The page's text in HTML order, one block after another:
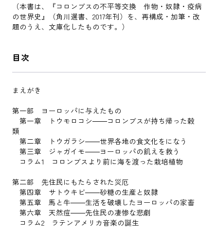
（本書は、『コロンブスの不平等交換 作物・奴隷・疫病
の世界史』（角川選書、2017年刊）を、再構成・加筆・改
題のうえ、文庫化したものです。）
目次
まえがき
第一部 ヨーロッパに与えたもの
第一章 トウモロコシ――コロンブスが持ち帰った穀
類
第二章 トウガラシ――世界各地の食文化をになう
第三章 ジャガイモ――ヨーロッパの飢えを救う
コラム1 コロンブスより前に海を渡った栽培植物
第二部 先住民にもたらされた災厄
第四章 サトウキビ――砂糖の生産と奴隷
第五章 馬と牛――生活を破壊したヨーロッパの家畜
第六章 天然痘――先住民の凄惨な悲劇
コラム2 ラテンアメリカ音楽の誕生